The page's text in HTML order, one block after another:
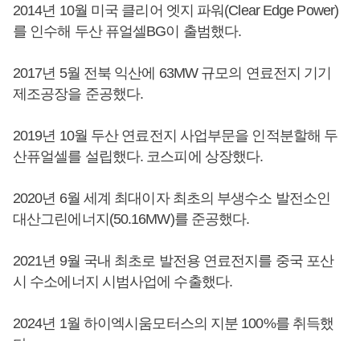
2014년 10월 미국 클리어 엣지 파워(Clear Edge Power)
를 인수해 두산 퓨얼셀BG이 출범했다.
2017년 5월 전북 익산에 63MW 규모의 연료전지 기기
제조공장을 준공했다.
2019년 10월 두산 연료전지 사업부문을 인적분할해 두
산퓨얼셀를 설립했다. 코스피에 상장했다.
2020년 6월 세계 최대이자 최초의 부생수소 발전소인
대산그린에너지(50.16MW)를 준공했다.
2021년 9월 국내 최초로 발전용 연료전지를 중국 포산
시 수소에너지 시범사업에 수출했다.
2024년 1월 하이엑시움모터스의 지분 100%를 취득했